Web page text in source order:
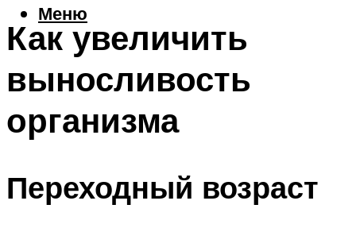
Меню
Как увеличить
выносливость
организма
Переходный возраст